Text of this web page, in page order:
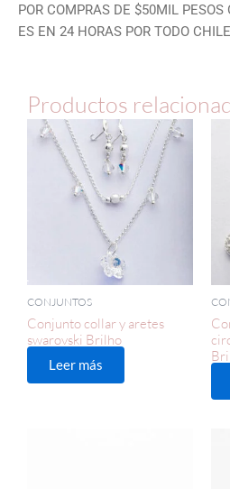
POR COMPRAS DE $50MIL PESOS
ES EN 24 HORAS POR TODO CHILE
Productos
CONJUNTOS
Conjunto collar y aretes
swarovski Brilho
Leer más